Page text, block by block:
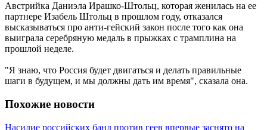
Австрийка Даниэла Ирашко-Штольц, которая женилась на ее
партнере Изабель Штольц в прошлом году, отказался
высказываться про анти-гейский закон после того как она
выиграла серебряную медаль в прыжках с трамплина на
прошлой неделе.
"Я знаю, что Россия будет двигаться и делать правильные
шаги в будущем, и мы должны дать им время", сказала она.
Похожие новости
Насилие российских банд против геев впервые заснято на